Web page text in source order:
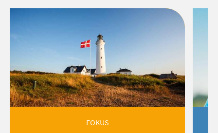
FOKUS